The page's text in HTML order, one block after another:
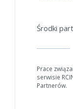
Środki
Prace
serwisie
Partnerów.